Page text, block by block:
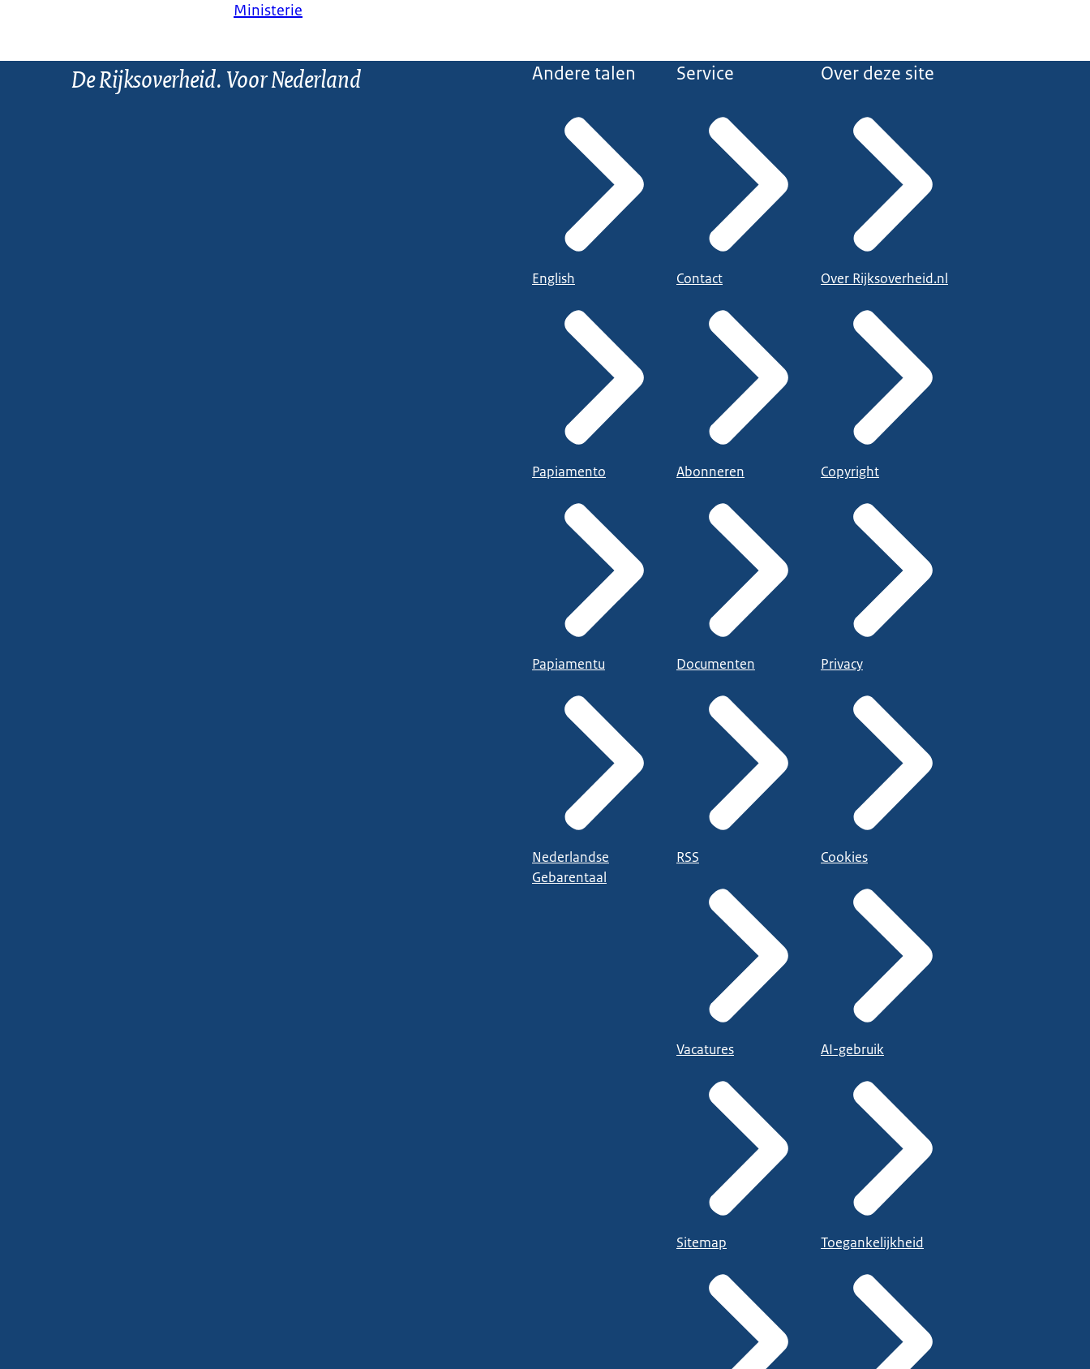
Ministerie
De Rijksoverheid. Voor Nederland Andere talen
English
Papiamento
Papiamentu
Nederlandse
Gebarentaal
Service
Contact
Abonneren
Documenten
RSS
Vacatures
Sitemap
Over deze site
Over Rijksoverheid.nl
Copyright
Privacy
Cookies
AI-gebruik
Toegankelijkheid